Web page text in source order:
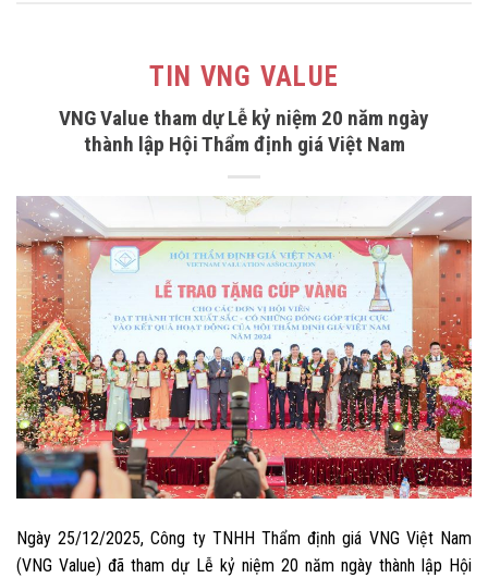
TIN VNG VALUE
VNG Value tham dự Lễ kỷ niệm 20 năm ngày
thành lập Hội Thẩm định giá Việt Nam
Ngày 25/12/2025, Công ty TNHH Thẩm định giá VNG Việt Nam
(VNG Value) đã tham dự Lễ kỷ niệm 20 năm ngày thành lập Hội